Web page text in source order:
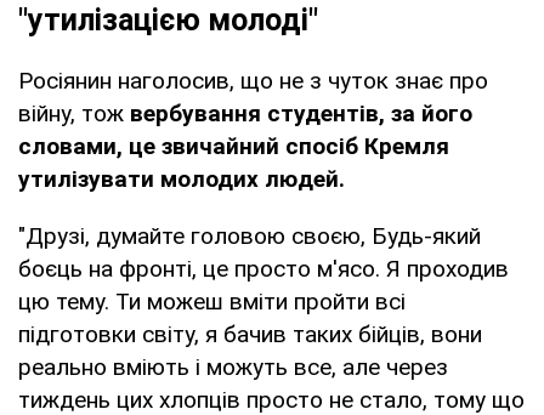
"утилізацією молоді"
Росіянин наголосив, що не з чуток знає про
війну, тож вербування студентів, за його
словами, це звичайний спосіб Кремля
утилізувати молодих людей.
"Друзі, думайте головою своєю, Будь-який
боєць на фронті, це просто м'ясо. Я проходив
цю тему. Ти можеш вміти пройти всі
підготовки світу, я бачив таких бійців, вони
реально вміють і можуть все, але через
тиждень цих хлопців просто не стало, тому що